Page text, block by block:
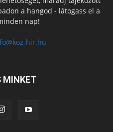
a hangod - látogass el a
nap!
hir.hu
MINKET